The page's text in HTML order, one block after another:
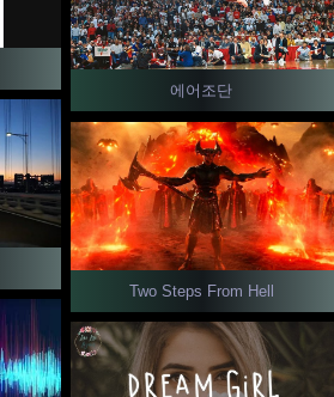
에어조단
Two Steps From Hell